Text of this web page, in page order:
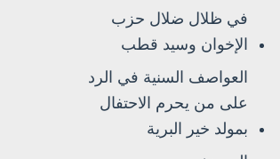
في ظلال ضلال حزب
الإخوان وسيد قطب
العواصف السنية في الرد
على من يحرم الاحتفال
بمولد خير البرية